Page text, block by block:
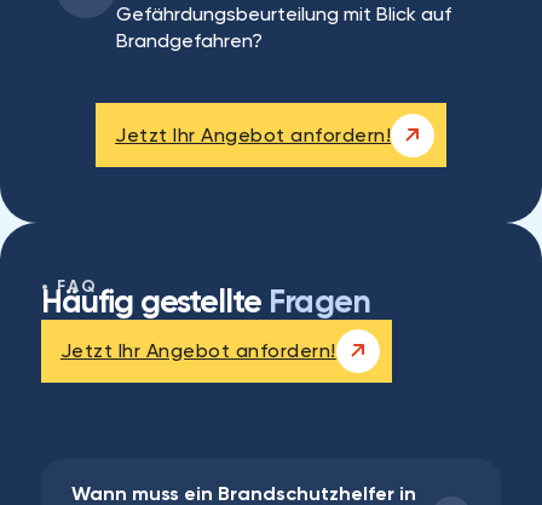
Gefährdungsbeurteilung mit Blick auf
Brandgefahren?
Jetzt Ihr Angebot anfordern!
FAQ
Häufig gestellte Fragen
Jetzt Ihr Angebot anfordern!
Wann muss ein Brandschutzhelfer in